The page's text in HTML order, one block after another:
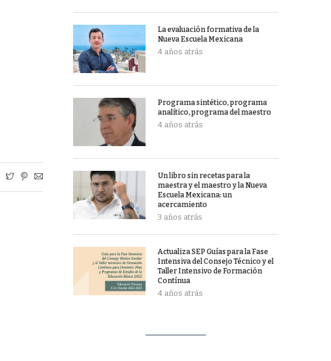
La evaluación formativa de la
Nueva Escuela Mexicana
4 años atrás
Programa sintético, programa
analítico, programa del maestro
4 años atrás
Un libro sin recetas para la
maestra y el maestro y la Nueva
Escuela Mexicana: un
acercamiento
3 años atrás
Actualiza SEP Guías para la Fase
Intensiva del Consejo Técnico y el
Taller Intensivo de Formación
Contínua
4 años atrás